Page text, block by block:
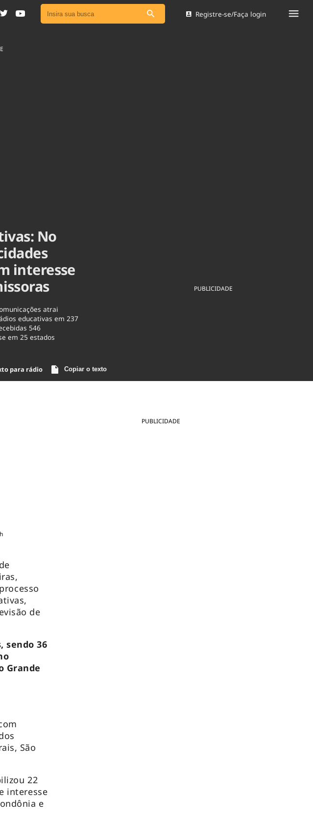
Ver todas as notícias
Cinema
Registre-se/Faça login
No
interesse
atrai
educativas em 237
546
em 25 estados
para rádio Copiar o texto
PUBLICIDADE
PUBLICIDADE
de
sendo 36
Grande
São
22
interesse
e